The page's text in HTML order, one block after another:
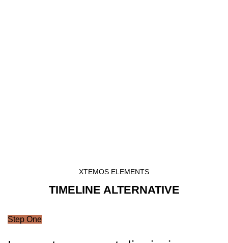
XTEMOS ELEMENTS
TIMELINE ALTERNATIVE
Step One